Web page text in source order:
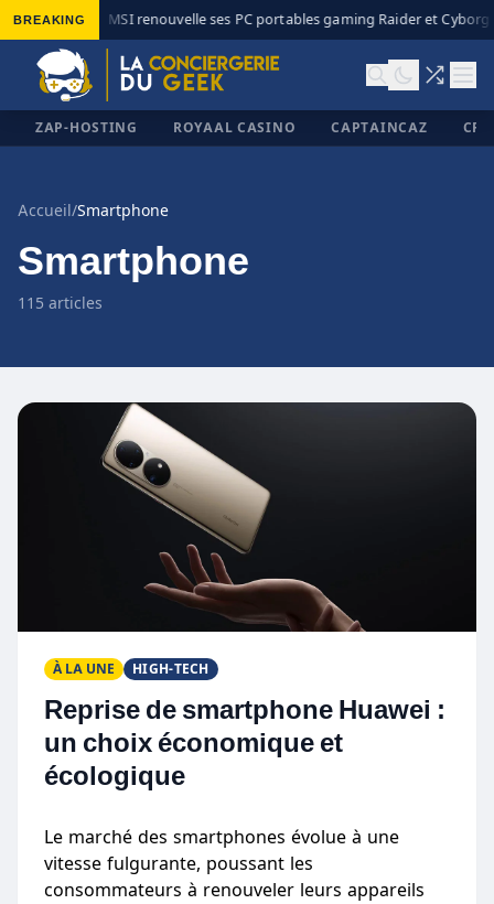
BREAKING MSI renouvelle ses PC portables gaming Raider et Cyborg
ZAP-HOSTING ROYAAL CASINO CAPTAINCAZ
Accueil/Smartphone
Smartphone
115 articles
À LA UNE HIGH-TECH
Reprise de smartphone Huawei :
un choix économique et
écologique
Le marché des smartphones évolue à une
vitesse fulgurante, poussant les
consommateurs à renouveler leurs appareils